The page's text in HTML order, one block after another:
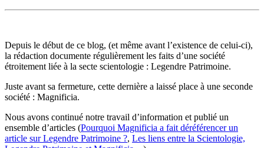
Depuis le début de ce blog, (et même avant l’existence de celui-ci),
la rédaction documente régulièrement les faits d’une société
étroitement liée à la secte scientologie : Legendre Patrimoine.
Juste avant sa fermeture, cette dernière a laissé place à une seconde
société : Magnificia.
Nous avons continué notre travail d’information et publié un
ensemble d’articles (Pourquoi Magnificia a fait déréférencer un
article sur Legendre Patrimoine ?, Les liens entre la Scientologie,